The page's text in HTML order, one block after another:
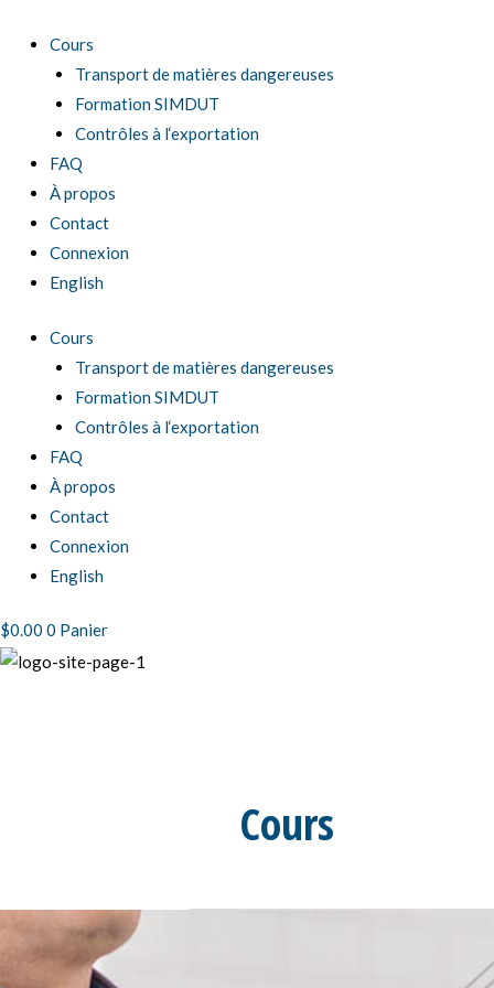
contenu
Cours
Transport de matières dangereuses
Formation SIMDUT
Contrôles à l‘exportation
FAQ
À propos
Contact
Connexion
English
Cours
Transport de matières dangereuses
Formation SIMDUT
Contrôles à l‘exportation
FAQ
À propos
Contact
Connexion
English
$0.00 0 Panier
Cours
BIO101
Recertification
–